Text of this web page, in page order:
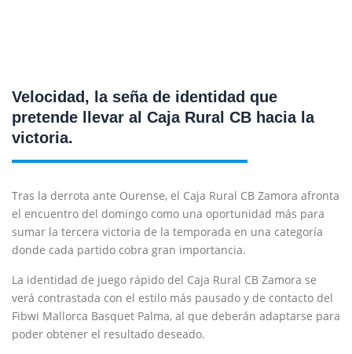
Velocidad, la seña de identidad que
pretende llevar al Caja Rural CB hacia la
victoria.
Tras la derrota ante Ourense, el Caja Rural CB Zamora afronta
el encuentro del domingo como una oportunidad más para
sumar la tercera victoria de la temporada en una categoría
donde cada partido cobra gran importancia.
La identidad de juego rápido del Caja Rural CB Zamora se
verá contrastada con el estilo más pausado y de contacto del
Fibwi Mallorca Basquet Palma, al que deberán adaptarse para
poder obtener el resultado deseado.